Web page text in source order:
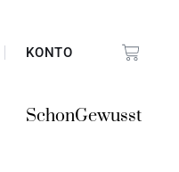
KONTO
SchonGewusst